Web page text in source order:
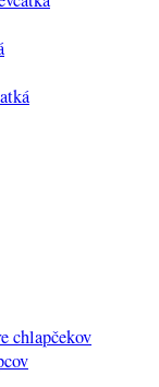
chlapčekov